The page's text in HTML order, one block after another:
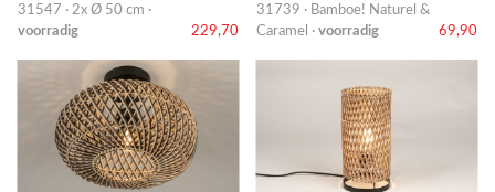
31547 · 2x Ø 50 cm ·
voorradig
229,70
31739 · Bamboe! Naturel &
Caramel · voorradig 69,90